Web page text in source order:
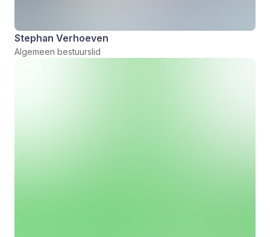
Stephan Verhoeven
Algemeen bestuurslid